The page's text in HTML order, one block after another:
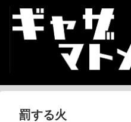
罰する火